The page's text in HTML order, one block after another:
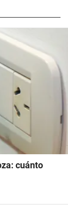
cuánto